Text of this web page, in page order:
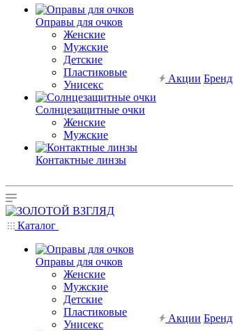
Оправы для очков
Женские
Мужские
Детские
Пластиковые
Унисекс
Солнцезащитные очки
Женские
Мужские
Контактные линзы
Акции
Каталог
Оправы для очков
Женские
Мужские
Детские
Пластиковые
Унисекс
Акции